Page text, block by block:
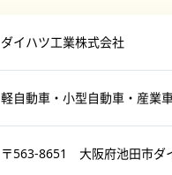
ダイハツ工業株式会社
軽自動車・小型自動車・産業
〒563-8651 大阪府池田市ダ